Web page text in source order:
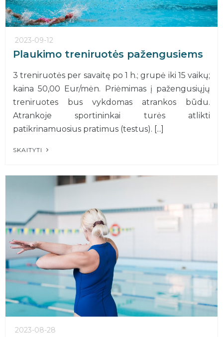
2023-09-12
Plaukimo treniruotės pažengusiems
3 treniruotės per savaitę po 1 h.; grupė iki 15 vaikų;
kaina 50,00 Eur/mėn. Priėmimas į pažengusiųjų
treniruotes bus vykdomas atrankos būdu.
Atrankoje sportininkai turės atlikti
patikrinamuosius pratimus (testus). [...]
SKAITYTI
2023-08-28